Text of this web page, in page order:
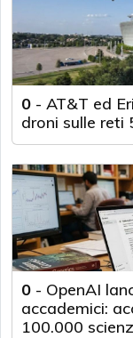
0 - AT&T ed
droni sulle reti
0 - OpenAI
accademici:
100.000